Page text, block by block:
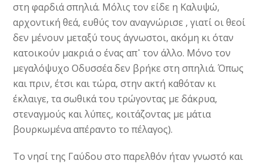
στη φαρδιά σπηλιά. Μόλις τον είδε η Καλυψώ,
αρχοντική θεά, ευθύς τον αναγνώρισε , γιατί οι θεοί
δεν μένουν μεταξύ τους άγνωστοι, ακόμη κι όταν
κατοικούν μακριά ο ένας απ᾽ τον άλλο. Μόνο τον
μεγαλόψυχο Οδυσσέα δεν βρήκε στη σπηλιά. Όπως
και πριν, έτσι και τώρα, στην ακτή καθόταν κι
έκλαιγε, τα σωθικά του τρώγοντας με δάκρυα,
στεναγμούς και λύπες, κοιτάζοντας με μάτια
βουρκωμένα απέραντο το πέλαγος).
Το νησί της Γαύδου στο παρελθόν ήταν γνωστό και